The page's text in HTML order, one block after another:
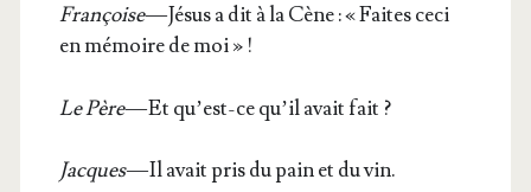
Fran­çoise— Jésus a dit à la Cène : « Faites ceci
en mémoire de moi » !
Le Père— Et qu’est-ce qu’il avait fait ?
Jacques— Il avait pris du pain et du vin.